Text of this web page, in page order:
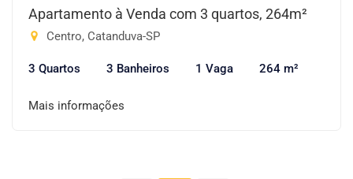
Apartamento à Venda com 3 quartos, 264m²
Centro, Catanduva-SP
3 Quartos 3 Banheiros 1 Vaga 264 m²
Mais informações